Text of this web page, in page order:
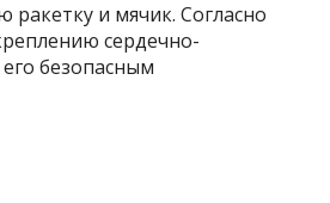
ракетку и мячик. Согласно
сердечно-
безопасным